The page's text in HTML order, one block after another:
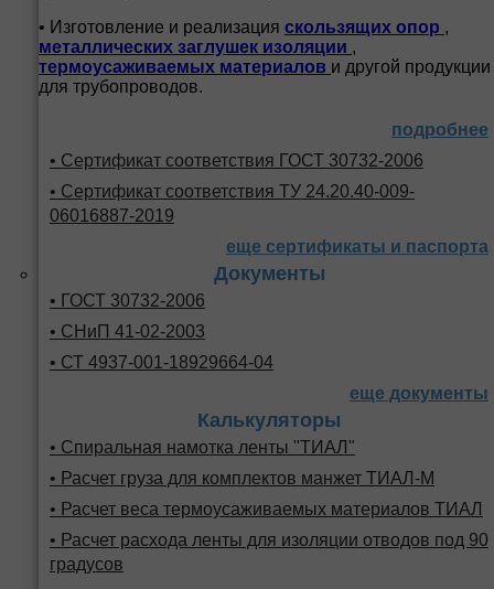
• Изготовление и реализация скользящих опор ,
металлических заглушек изоляции ,
термоусаживаемых материалов и другой продукции
для трубопроводов.
подробнее
• Сертификат соответствия ГОСТ 30732-2006
• Сертификат соответствия ТУ 24.20.40-009-
06016887-2019
еще сертификаты и паспорта
Документы
• ГОСТ 30732-2006
• СНиП 41-02-2003
• СТ 4937-001-18929664-04
еще документы
Калькуляторы
• Спиральная намотка ленты "ТИАЛ"
• Расчет груза для комплектов манжет ТИАЛ-М
• Расчет веса термоусаживаемых материалов ТИАЛ
• Расчет расхода ленты для изоляции отводов под 90
градусов